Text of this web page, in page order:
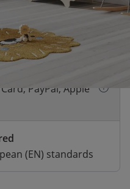
£100*
day dispatch.
days
PayPal, Apple
(EN) standards